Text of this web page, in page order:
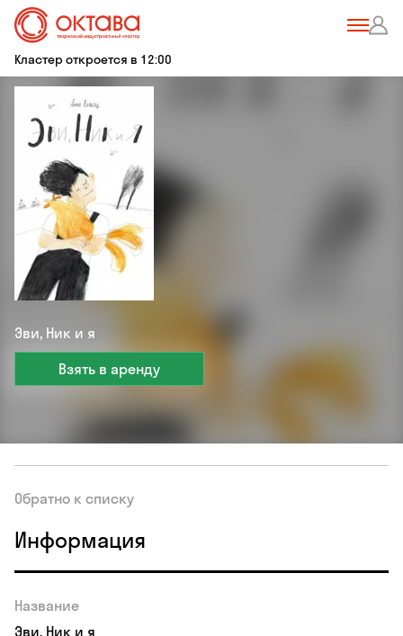
Кластер откроется в 12:00
Эви, Ник и я
Взять в аренду
Обратно к списку
Информация
Название
Эви, Ник и я